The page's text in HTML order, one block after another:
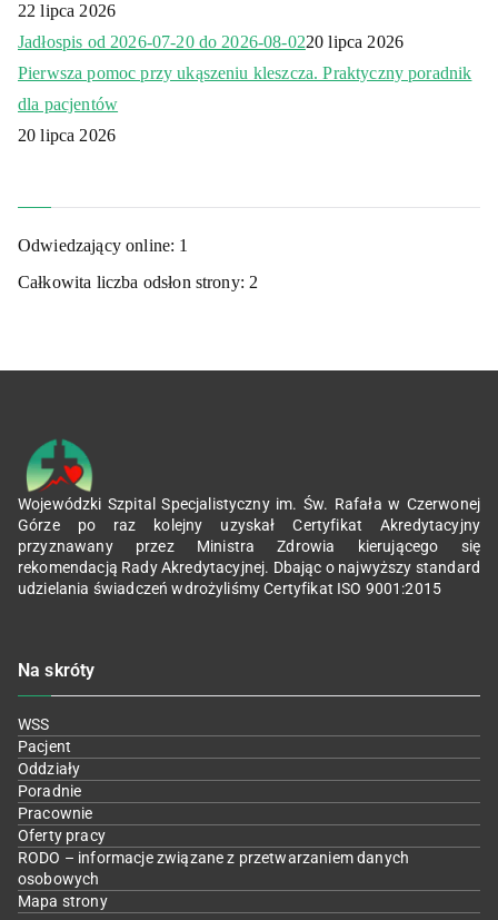
22 lipca 2026
Jadłospis od 2026-07-20 do 2026-08-0220 lipca 2026
Pierwsza pomoc przy ukąszeniu kleszcza. Praktyczny poradnik
dla pacjentów
20 lipca 2026
Odwiedzający online: 1
Całkowita liczba odsłon strony: 2
Wojewódzki Szpital Specjalistyczny im. Św. Rafała w Czerwonej
Górze po raz kolejny uzyskał Certyfikat Akredytacyjny
przyznawany przez Ministra Zdrowia kierującego się
rekomendacją Rady Akredytacyjnej. Dbając o najwyższy standard
udzielania świadczeń wdrożyliśmy Certyfikat ISO 9001:2015
Na skróty
WSS
Pacjent
Oddziały
Poradnie
Pracownie
Oferty pracy
RODO – informacje związane z przetwarzaniem danych
osobowych
Mapa strony